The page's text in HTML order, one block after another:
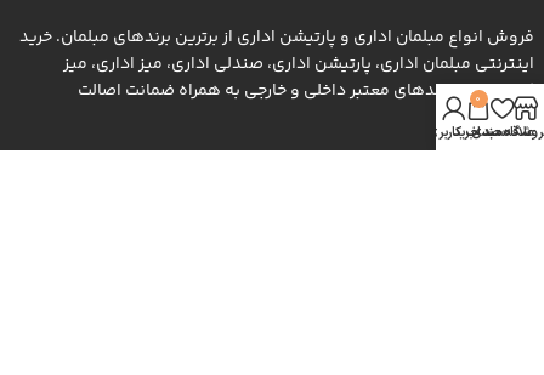
فروش انواع مبلمان اداری و پارتیشن اداری از برترین برندهای مبلمان. خرید
اینترنتی مبلمان اداری، پارتیشن اداری، صندلی اداری، میز اداری، میز
کنفرانس از برندهای معتبر داخلی و خارجی به همراه ضمانت اصالت
محصولات.
علاقه مندی
0
سبد خرید
حساب کاربری من